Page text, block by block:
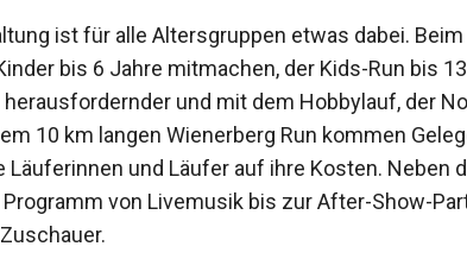
ist für alle Altersgruppen etwas dabei.
bis 6 Jahre mitmachen, der Kids-Run bis
und mit dem Hobbylauf, der
10 km langen Wienerberg Run kommen
Läuferinnen und Läufer auf ihre Kosten. Neben
von Livemusik bis zur After-Show-